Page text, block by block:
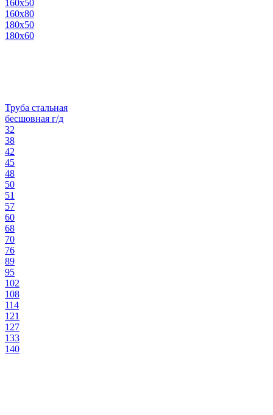
160х50
160х80
180х50
180х60
Труба стальная
бесшовная г/д
32
38
42
45
48
50
51
57
60
68
70
76
89
95
102
108
114
121
127
133
140